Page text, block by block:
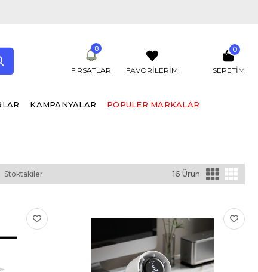
SEPETIM
0
FAVORİLERİM
FIRSATLAR
8
KAMPANYALAR POPULER MARKALAR
Stoktakiler 16 Ürün